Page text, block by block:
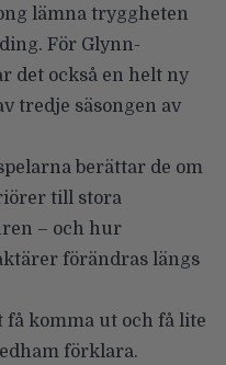
lämna tryggheten
För Glynn-
det också en helt ny
tredje säsongen av
berättar de om
till stora
– och hur
förändras längs
få komma ut och få lite
förklara.